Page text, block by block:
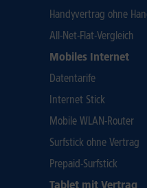
Handyvertrag ohne
All-Net-Flat-Vergleich
Mobiles Internet
Datentarife
Internet Stick
Mobile WLAN-Router
Surfstick ohne Vertrag
Prepaid-Surfstick
Tablet mit Vertrag